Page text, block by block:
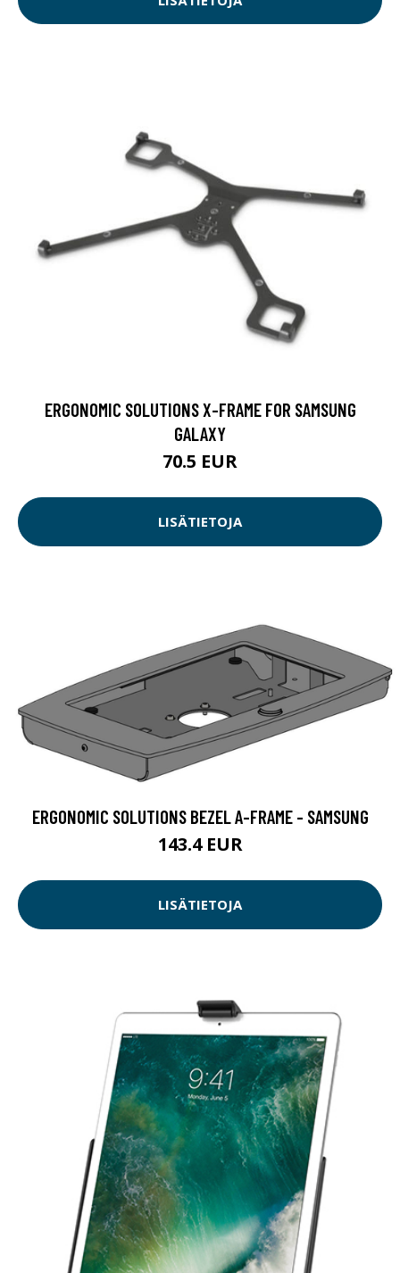
ERGONOMIC SOLUTIONS X-FRAME FOR SAMSUNG
GALAXY
70.5 EUR
LISÄTIETOJA
ERGONOMIC SOLUTIONS BEZEL A-FRAME - SAMSUNG
143.4 EUR
LISÄTIETOJA